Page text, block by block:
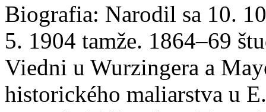
Biografia: Narodil sa 10.
5. 1904 tamže. 1864–69
Viedni u Wurzingera a
historického maliarstva u